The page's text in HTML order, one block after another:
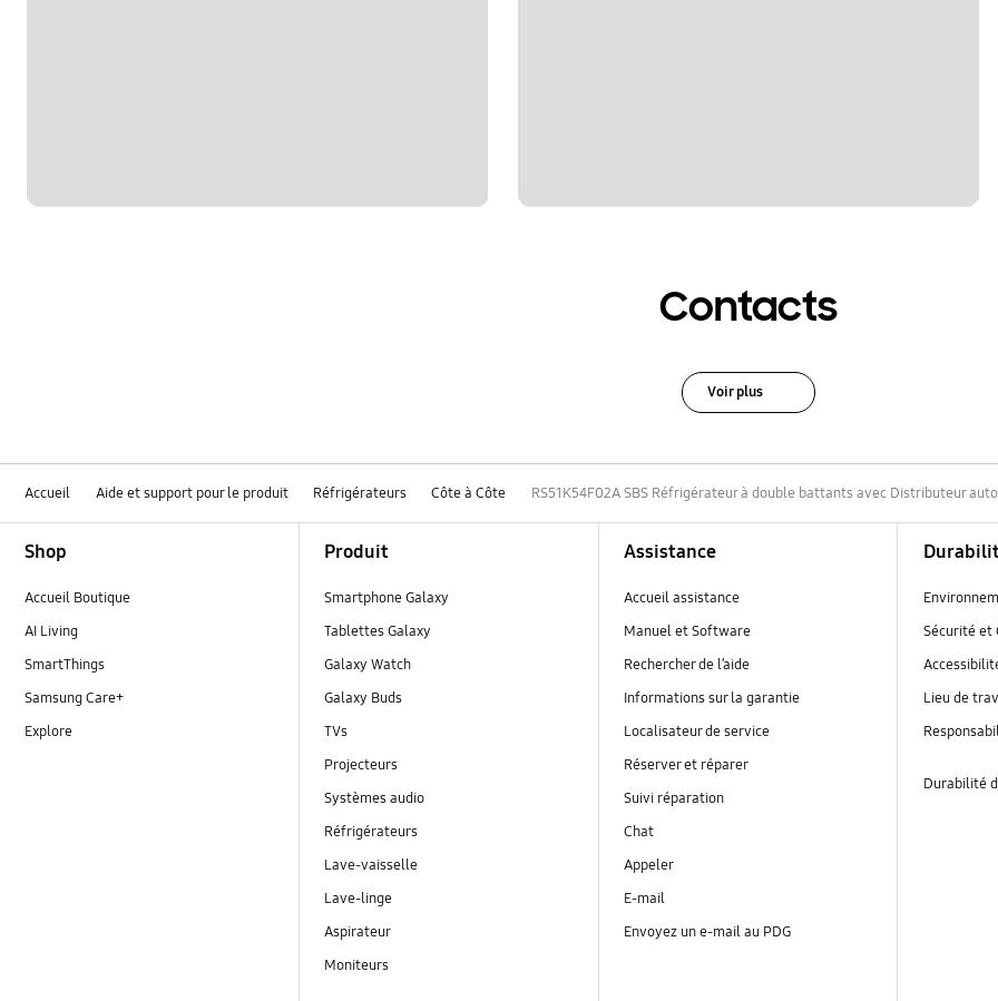
Contacts
Voir plus
Accueil Aide et support pour le produit Réfrigérateurs Côte à Côte RS51K54F02A SBS Réfrigérateur à double battants avec Distributeur
Shop
Accueil Boutique
AI Living
SmartThings
Samsung Care+
Explore
Produit
Smartphone Galaxy
Tablettes Galaxy
Galaxy Watch
Galaxy Buds
TVs
Projecteurs
Systèmes audio
Réfrigérateurs
Lave-vaisselle
Lave-linge
Aspirateur
Moniteurs
Assistance
Accueil assistance
Manuel et Software
Rechercher de l’aide
Informations sur la garantie
Localisateur de service
Réserver et réparer
Suivi réparation
Chat
Appeler
E-mail
Envoyez un e-mail au PDG
Sécurité et
Lieu de
Durabilité